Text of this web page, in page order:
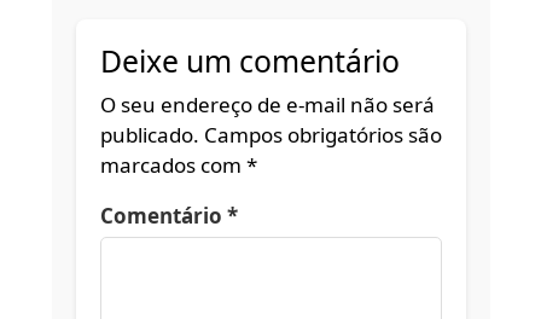
Deixe um comentário
O seu endereço de e-mail não será
publicado. Campos obrigatórios são
marcados com *
Comentário *